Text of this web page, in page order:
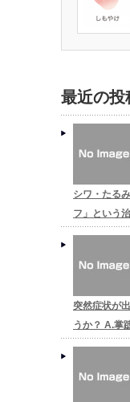
最近の投
シワ・たる
フ」という
突然症状が
うか？ A.掌